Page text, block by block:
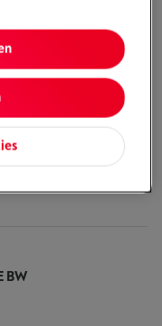
(60 cm breed)
BW